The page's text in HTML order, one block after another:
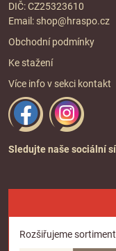
DIČ: CZ25323610
Email: shop@hraspo.cz
Obchodní podmínky
Ke stažení
Více info v sekci kontakt
Sledujte naše sociální
Rozšiřujeme